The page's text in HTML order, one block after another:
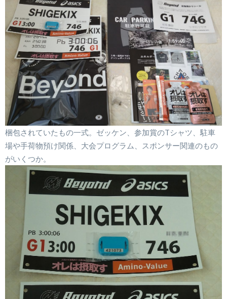
梱包されていたもの一式。ゼッケン、参加賞のTシャツ、駐車
場や手荷物預け関係、大会プログラム、スポンサー関連のもの
がいくつか。